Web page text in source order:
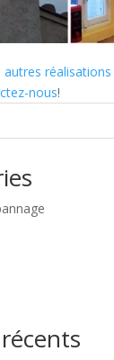
autres réalisations
nous!